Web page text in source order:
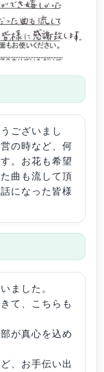
ございまし
の時など、何
。お花も希望
曲も流して頂
になった皆様
ました。
て、こちらも
が真心を込め
、お手伝い出